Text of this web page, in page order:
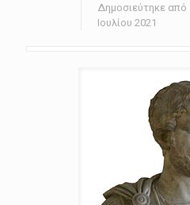
Δημοσιεύτηκε από
Ιουλίου 2021